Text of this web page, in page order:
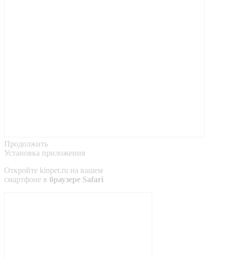
Продолжить
Установка приложения
Откройте kinpet.ru на вашем
смартфоне в браузере Safari